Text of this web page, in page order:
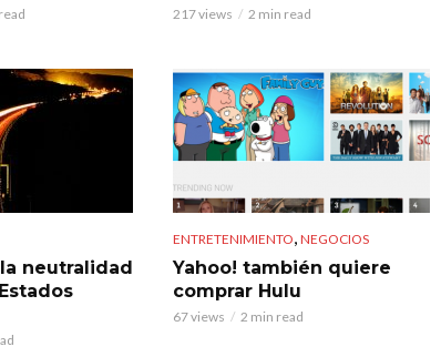
217 views 2 min read
neutralidad
ENTRETENIMIENTO, NEGOCIOS
Yahoo! también quiere
comprar Hulu
67 views 2 min read